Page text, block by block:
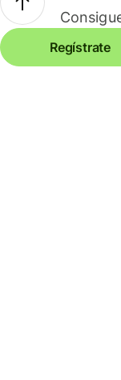
Regístrate